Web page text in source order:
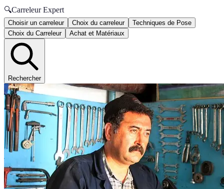
🔍Carreleur Expert
Choisir un carreleur Choix du carreleur
Techniques de Pose
Choix du Carreleur
Achat et Matériaux
Rechercher